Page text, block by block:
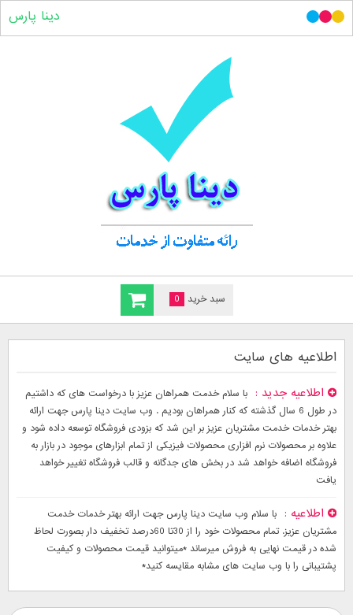
سبد خرید 0
دینا پارس
اطلاعیه های سایت
اطلاعیه جدید
با سلام خدمت همراهان عزیز با درخواست های که داشتیم
در طول 6 سال گذشته که کنار همراهان بودیم . وب سایت دینا پارس جهت ارائه
بهتر خدمات خدمت مشتریان عزیز بر این شد که بزودی فروشگاه توسعه داده شود و
علاوه بر محصولات نرم افزاری محصولات فیزیکی از تمام ابزارهای موجود در بازار به
فروشگاه اضافه خواهد شد در بخش های جدگانه و قالب فروشگاه تغییر خواهد
یافت
اطلاعیه
با سلام وب سایت دینا پارس جهت ارائه بهتر خدمات خدمت
مشتریان عزیز. تمام محصولات خود را از 30تا 60درصد تخفیف دار بصورت لحاظ
شده در قیمت نهایی به فروش میرساند *میتوانید قیمت محصولات و کیفیت
پشتیبانی را با وب سایت های مشابه مقایسه کنید*